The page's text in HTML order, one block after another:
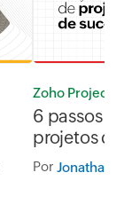
Zoho Projects
6 passos
projetos
Por Jonathan